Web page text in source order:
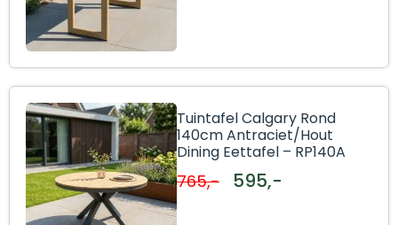
Tuintafel Calgary Rond
140cm Antraciet/Hout
Dining Eettafel – RP140A
765,- 595,-